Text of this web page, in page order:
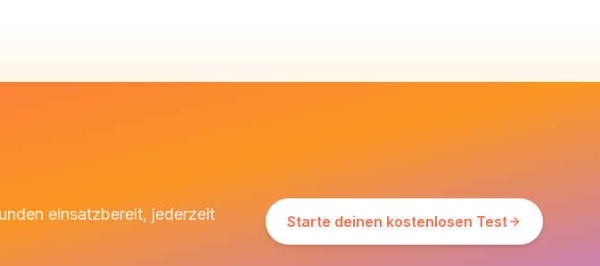
einsatzbereit, jederzeit
Starte deinen kostenlosen Test